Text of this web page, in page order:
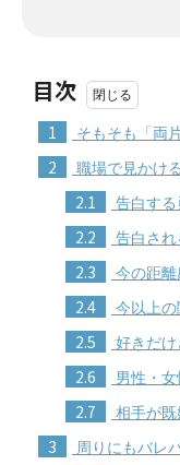
目次
1 そもそも「両
2 職場で見かけ
2.1 告白す
2.2 告白され
2.3 今の距
2.4 今以上
2.5 好きだ
2.6 男性・
2.7 相手が
3 周りにもバレ